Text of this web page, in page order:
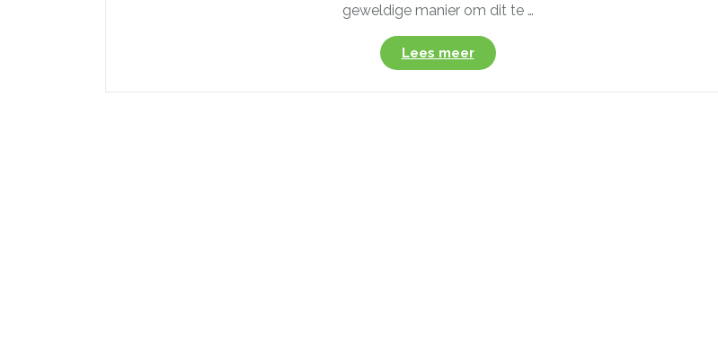
geweldige manier om dit te …
Lees meer“Sfeervolle
spotjes
voor